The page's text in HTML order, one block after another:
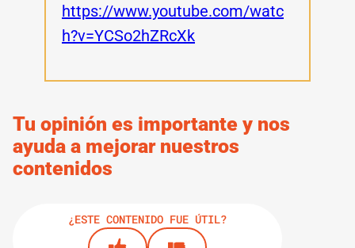
https://www.youtube.com/watc
h?v=YCSo2hZRcXk
Tu opinión es importante y nos
ayuda a mejorar nuestros
contenidos
¿ESTE CONTENIDO FUE ÚTIL?